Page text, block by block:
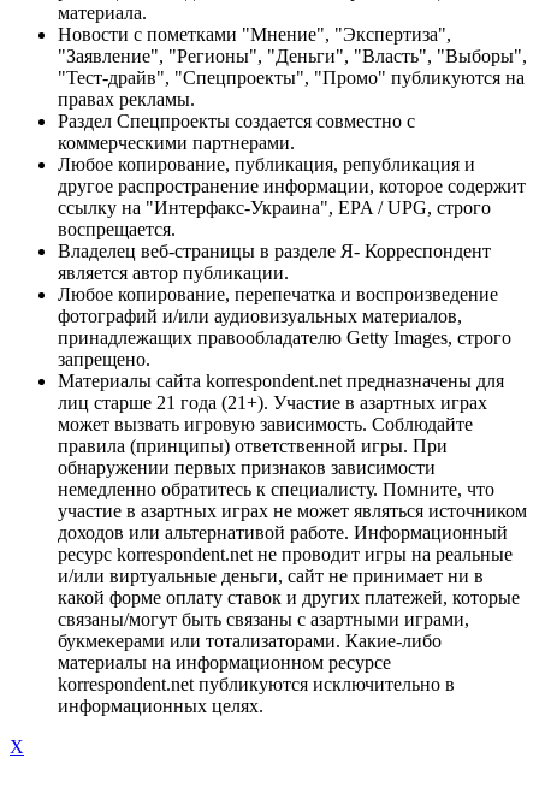
материала.
Новости с пометками "Мнение", "Экспертиза",
"Заявление", "Регионы", "Деньги", "Власть", "Выборы",
"Тест-драйв", "Спецпроекты", "Промо" публикуются на
правах рекламы.
Раздел Спецпроекты создается совместно с
коммерческими партнерами.
Любое копирование, публикация, републикация и
другое распространение информации, которое содержит
ссылку на "Интерфакс-Украина", EPA / UPG, строго
воспрещается.
Владелец веб-страницы в разделе Я- Корреспондент
является автор публикации.
Любое копирование, перепечатка и воспроизведение
фотографий и/или аудиовизуальных материалов,
принадлежащих правообладателю Getty Images, строго
запрещено.
Материалы сайта korrespondent.net предназначены для
лиц старше 21 года (21+). Участие в азартных играх
может вызвать игровую зависимость. Соблюдайте
правила (принципы) ответственной игры. При
обнаружении первых признаков зависимости
немедленно обратитесь к специалисту. Помните, что
участие в азартных играх не может являться источником
доходов или альтернативой работе. Информационный
ресурс korrespondent.net не проводит игры на реальные
и/или виртуальные деньги, сайт не принимает ни в
какой форме оплату ставок и других платежей, которые
связаны/могут быть связаны с азартными играми,
букмекерами или тотализаторами. Какие-либо
материалы на информационном ресурсе
korrespondent.net публикуются исключительно в
информационных целях.
X